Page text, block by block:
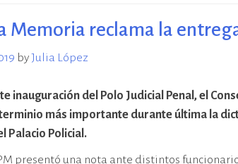
derechos
instalaciones
Departamento
y fueron destinadas
política ilegal, antes
dictadura
Memoria reclama la
byJulia López
inauguración del Polo Judicial Penal, el
más importante durante última la
Palacio Policial.
presentó una nota ante distintos